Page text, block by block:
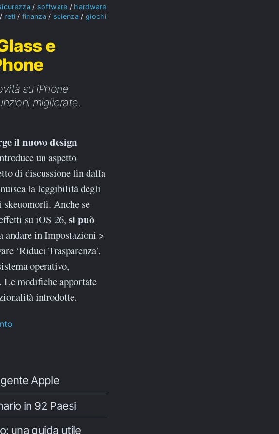
software
hardware
reti finanza scienza giochi
e
su iPhone
migliorate.
un aspetto
di discussione fin dalla
la leggibilità degli
Anche se
su iOS 26, si può
andare in Impostazioni >
‘Riduci Trasparenza’.
operativo,
. Le modifiche apportate
introdotte.
Apple
in 92 Paesi
una guida utile